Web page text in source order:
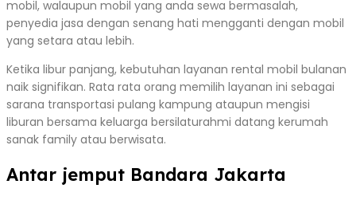
mobil, walaupun mobil yang anda sewa bermasalah,
penyedia jasa dengan senang hati mengganti dengan mobil
yang setara atau lebih.
Ketika libur panjang, kebutuhan layanan rental mobil bulanan
naik signifikan. Rata rata orang memilih layanan ini sebagai
sarana transportasi pulang kampung ataupun mengisi
liburan bersama keluarga bersilaturahmi datang kerumah
sanak family atau berwisata.
Antar jemput Bandara Jakarta